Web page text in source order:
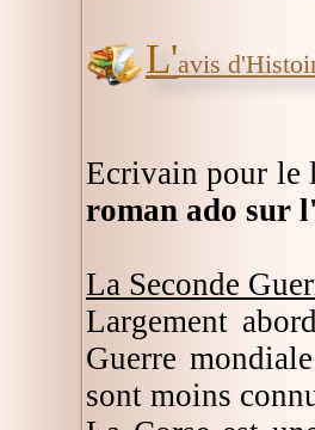
L'avis
Ecrivain pour le
roman ado sur
La Seconde
Largement
Guerre
sont moins